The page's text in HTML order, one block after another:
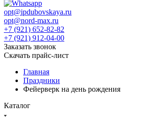
opt@ipdubovskaya.ru
opt@nord-max.ru
+7 (921) 652-82-82
+7 (921) 912-04-00
Заказать звонок
Скачать прайс-лист
Главная
Праздники
Фейерверк на день рождения
Каталог